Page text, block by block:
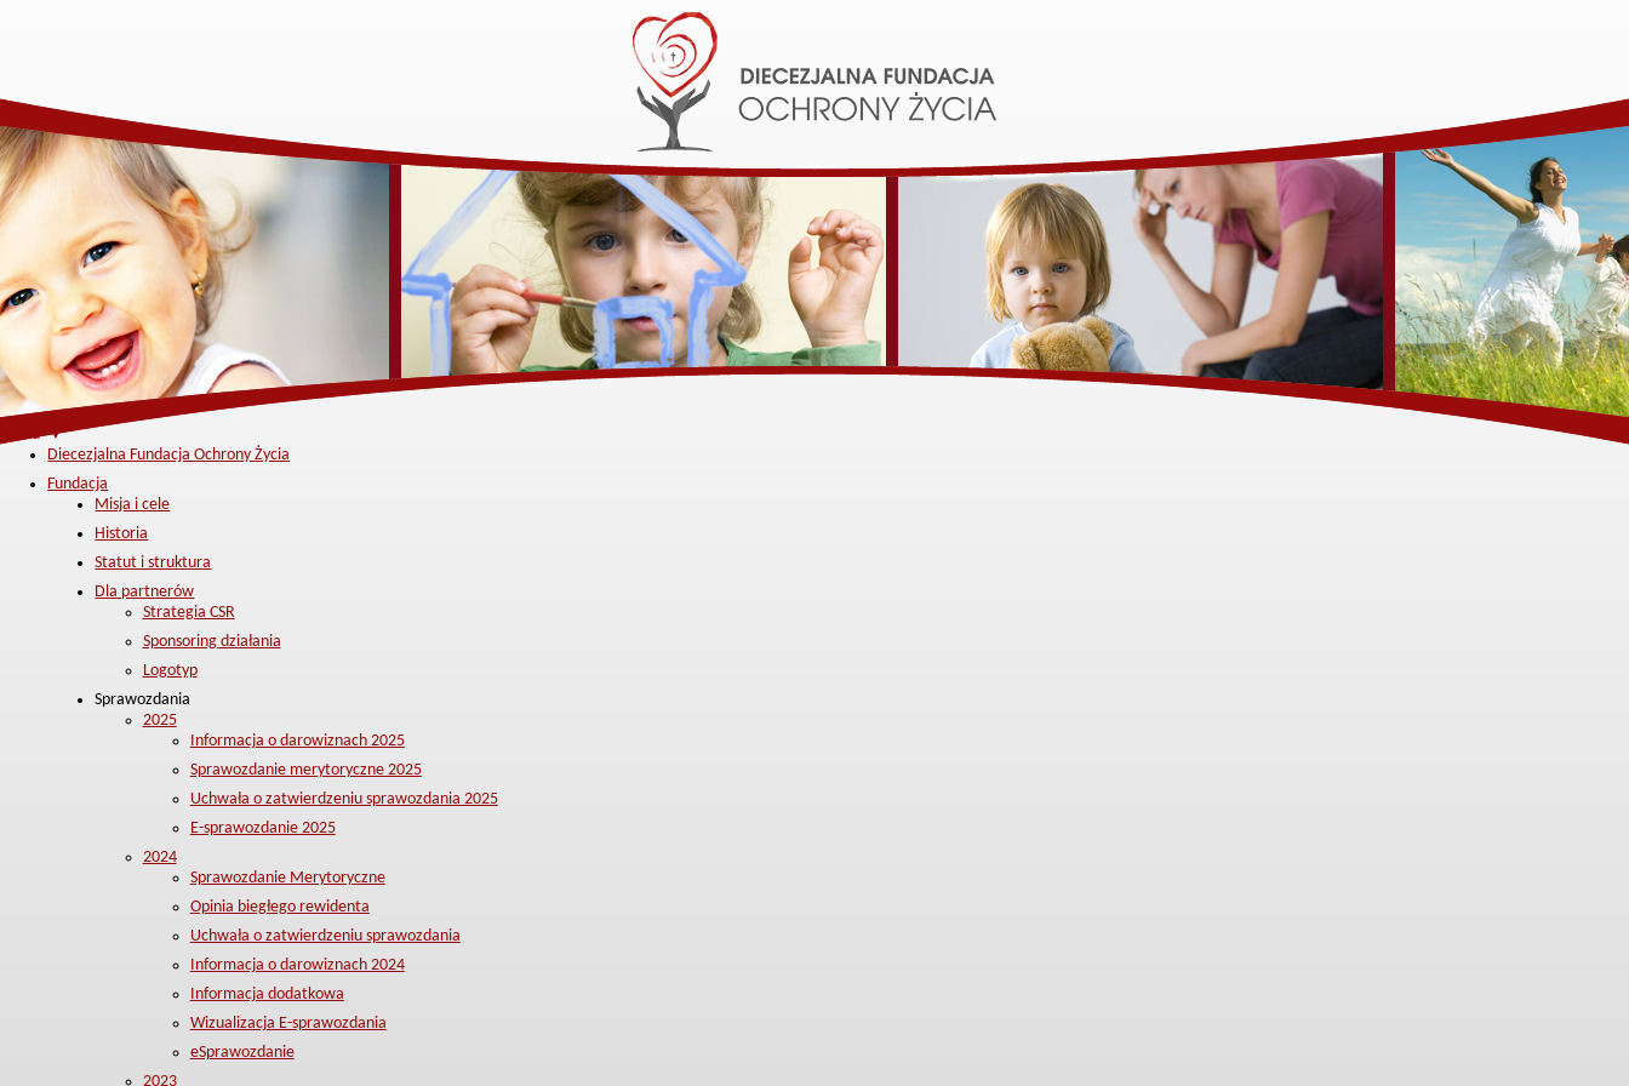
Menu ▼
Diecezjalna Fundacja Ochrony Życia
Fundacja
Misja i cele
Historia
Statut i struktura
Dla partnerów
Strategia CSR
Sponsoring działania
Logotyp
Sprawozdania
2025
Informacja o darowiznach 2025
Sprawozdanie merytoryczne 2025
Uchwała o zatwierdzeniu sprawozdania 2025
E-sprawozdanie 2025
2024
Sprawozdanie Merytoryczne
Opinia biegłego rewidenta
Uchwała o zatwierdzeniu sprawozdania
Informacja o darowiznach 2024
Informacja dodatkowa
Wizualizacja E-sprawozdania
eSprawozdanie
2023